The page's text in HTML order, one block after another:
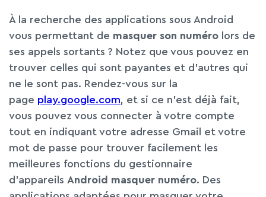
À la recherche des applications sous Android
vous permettant de masquer son numéro lors de
ses appels sortants ? Notez que vous pouvez en
trouver celles qui sont payantes et d’autres qui
ne le sont pas. Rendez-vous sur la
page play.google.com, et si ce n’est déjà fait,
vous pouvez vous connecter à votre compte
tout en indiquant votre adresse Gmail et votre
mot de passe pour trouver facilement les
meilleures fonctions du gestionnaire
d’appareils Android masquer numéro. Des